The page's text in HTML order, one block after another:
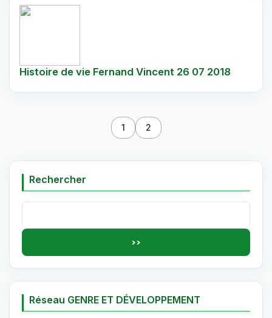
Histoire de vie Fernand Vincent 26 07 2018
1 2
Rechercher
Rechercher :
Réseau GENRE ET DÉVELOPPEMENT